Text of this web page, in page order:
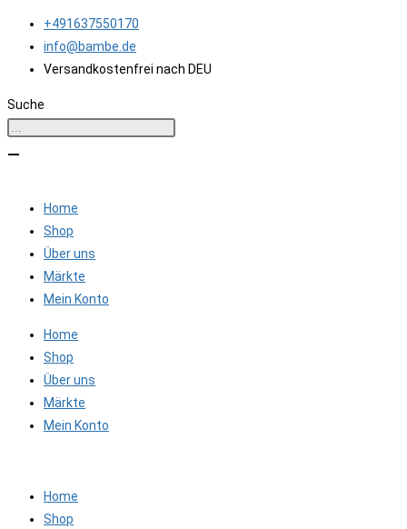
Zum
Inhalt
springen
+491637550170
info@bambe.de
Versandkostenfrei nach DEU
Suche
Home
Shop
Über uns
Märkte
Mein Konto
Home
Shop
Über uns
Märkte
Mein Konto
Home
Shop